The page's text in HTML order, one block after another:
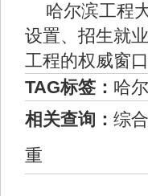
哈尔滨工程
设置、招生就
工程的权威窗口
TAG标签： 哈
相关查询： 综
重